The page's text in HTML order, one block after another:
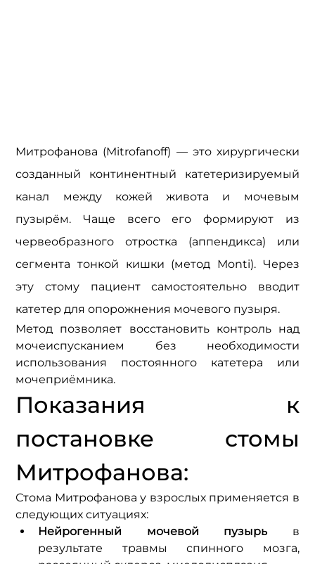
Митрофанова (Mitrofanoff) — это хирургически
созданный континентный катетеризируемый
канал между кожей живота и мочевым
пузырём. Чаще всего его формируют из
червеобразного отростка (аппендикса) или
сегмента тонкой кишки (метод Monti). Через
эту стому пациент самостоятельно вводит
катетер для опорожнения мочевого пузыря.
Метод позволяет восстановить контроль над
мочеиспусканием без необходимости
использования постоянного катетера или
мочеприёмника.
Показания к
постановке стомы
Митрофанова:
Стома Митрофанова у взрослых применяется в
следующих ситуациях:
Нейрогенный мочевой пузырь в
результате травмы спинного мозга,